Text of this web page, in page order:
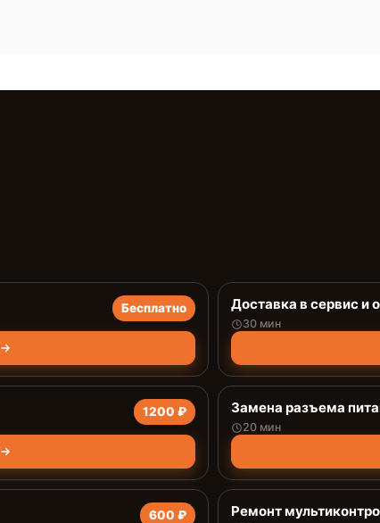
Бесплатно Доставка в сервис и
30 мин
1200 ₽ Замена разъема
20 мин
600 ₽ Ремонт